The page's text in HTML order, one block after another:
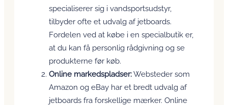
specialiserer sig i vandsportsudstyr,
tilbyder ofte et udvalg af jetboards.
Fordelen ved at købe i en specialbutik er,
at du kan få personlig rådgivning og se
produkterne før køb.
Online markedspladser:Websteder som
Amazon og eBay har et bredt udvalg af
jetboards fra forskellige mærker. Online